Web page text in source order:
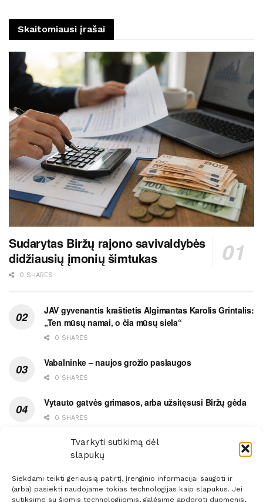
Tvarkyti sutikimą dėl
slapukų
Siekdami teikti geriausią patirtį, įrenginio informacijai saugoti ir
(arba) pasiekti naudojame tokias technologijas kaip slapukus. Jei
sutiksime su šiomis technologijomis, galėsime apdoroti duomenis,
Skaitomiausi įrašai
Sudarytas Biržų rajono savivaldybės
didžiausių įmonių šimtukas
0 SHARES
JAV gyvenantis kraštietis Algimantas Karolis Grintalis:
„Ten mūsų namai, o čia mūsų siela“
0 SHARES
Vabalninke – naujos grožio paslaugos
0 SHARES
Vytauto gatvės grimasos, arba užsitęsusi Biržų gėda
0 SHARES
Pietų metas pažymėtas avarija
0 SHARES